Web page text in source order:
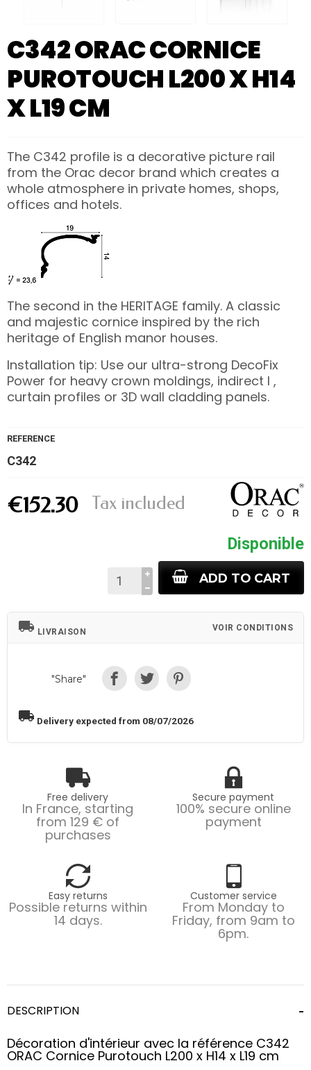
C342 ORAC CORNICE
PUROTOUCH L200 X H14
X L19 CM
The C342 profile is a decorative picture rail
from the Orac decor brand which creates a
whole atmosphere in private homes, shops,
offices and hotels.
The second in the HERITAGE family. A classic
and majestic cornice inspired by the rich
heritage of English manor houses.
Installation tip: Use our ultra-strong DecoFix
Power for heavy crown moldings, indirect l ,
curtain profiles or 3D wall cladding panels.
REFERENCE
C342
€152.30 Tax included
Disponible
ADD TO CART
local_shipping LIVRAISON VOIR CONDITIONS
"Share"
local_shipping Delivery expected from 08/07/2026
Free delivery
In France, starting
from 129 € of
purchases
Secure payment
100% secure online
payment
Easy returns
Possible returns within
14 days.
Customer service
From Monday to
Friday, from 9am to
6pm.
DESCRIPTION
Décoration d'intérieur avec la référence C342
ORAC Cornice Purotouch L200 x H14 x L19 cm